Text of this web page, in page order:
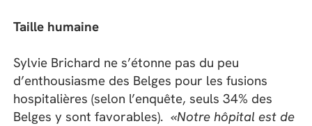
Taille humaine
Sylvie Brichard ne s’étonne pas du peu
d’enthousiasme des Belges pour les fusions
hospitalières (selon l’enquête, seuls 34% des
Belges y sont favorables). «Notre hôpital est de